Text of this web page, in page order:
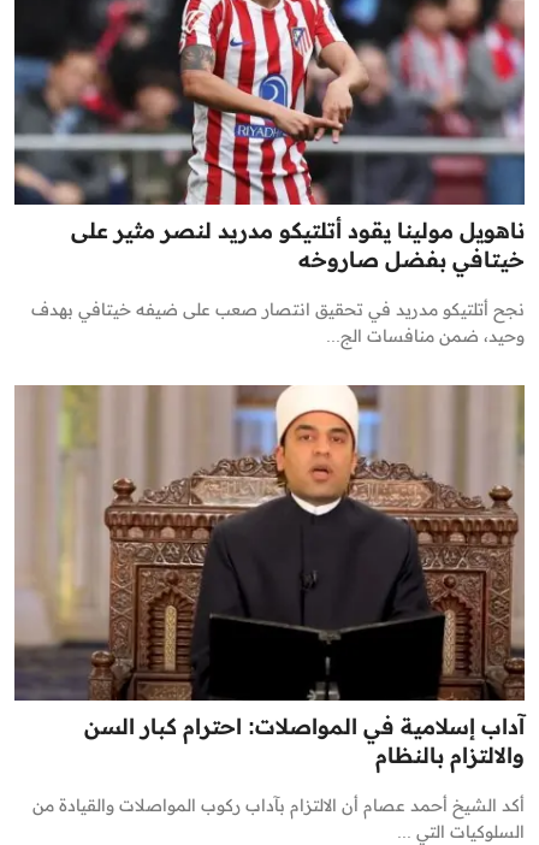
ناهويل مولينا يقود أتلتيكو مدريد لنصر مثير على
خيتافي بفضل صاروخه
نجح أتلتيكو مدريد في تحقيق انتصار صعب على ضيفه خيتافي بهدف
وحيد، ضمن منافسات الج...
آداب إسلامية في المواصلات: احترام كبار السن
والالتزام بالنظام
أكد الشيخ أحمد عصام أن الالتزام بآداب ركوب المواصلات والقيادة من
السلوكيات التي ...